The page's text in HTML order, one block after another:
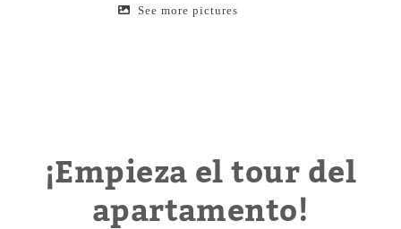
See more pictures
¡Empieza el tour del
apartamento!